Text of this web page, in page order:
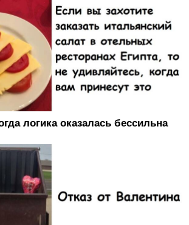
логика оказалась бессильна